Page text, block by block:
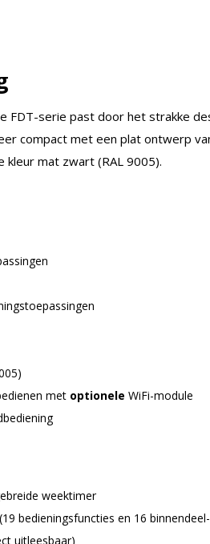
FDT-serie past door het strakke
compact met een plat ontwerp
mat zwart (RAL 9005).
met optionele WiFi-module
weektimer
bedieningsfuncties en 16
uitleesbaar)